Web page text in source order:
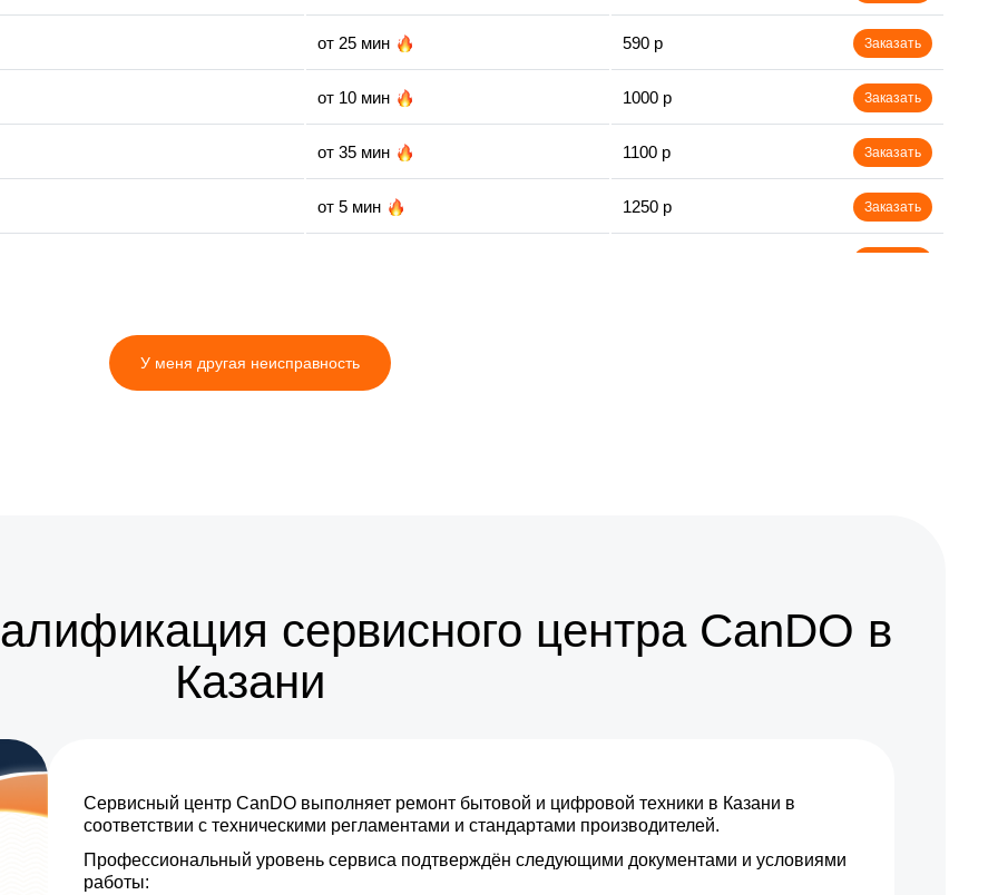
от 25 мин 590 р Заказать
от 10 мин 1000 р Заказать
от 35 мин 1100 р Заказать
от 5 мин 1250 р Заказать
от 25 мин
от 30 мин 350 р Заказать
от 20 мин
от 15 мин 2800 р
У меня другая неисправность
сервисного центра CanDO в
Казани
Сервисный центр CanDO выполняет ремонт бытовой и цифровой техники в Казани в
соответствии с техническими регламентами и стандартами производителей.
Профессиональный уровень сервиса подтверждён следующими документами и условиями
работы: